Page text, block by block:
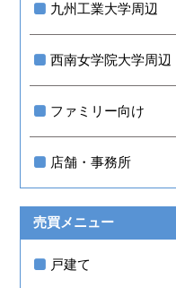
九州工業大学周辺
西南女学院大学周辺
ファミリー向け
店舗・事務所
売買メニュー
戸建て